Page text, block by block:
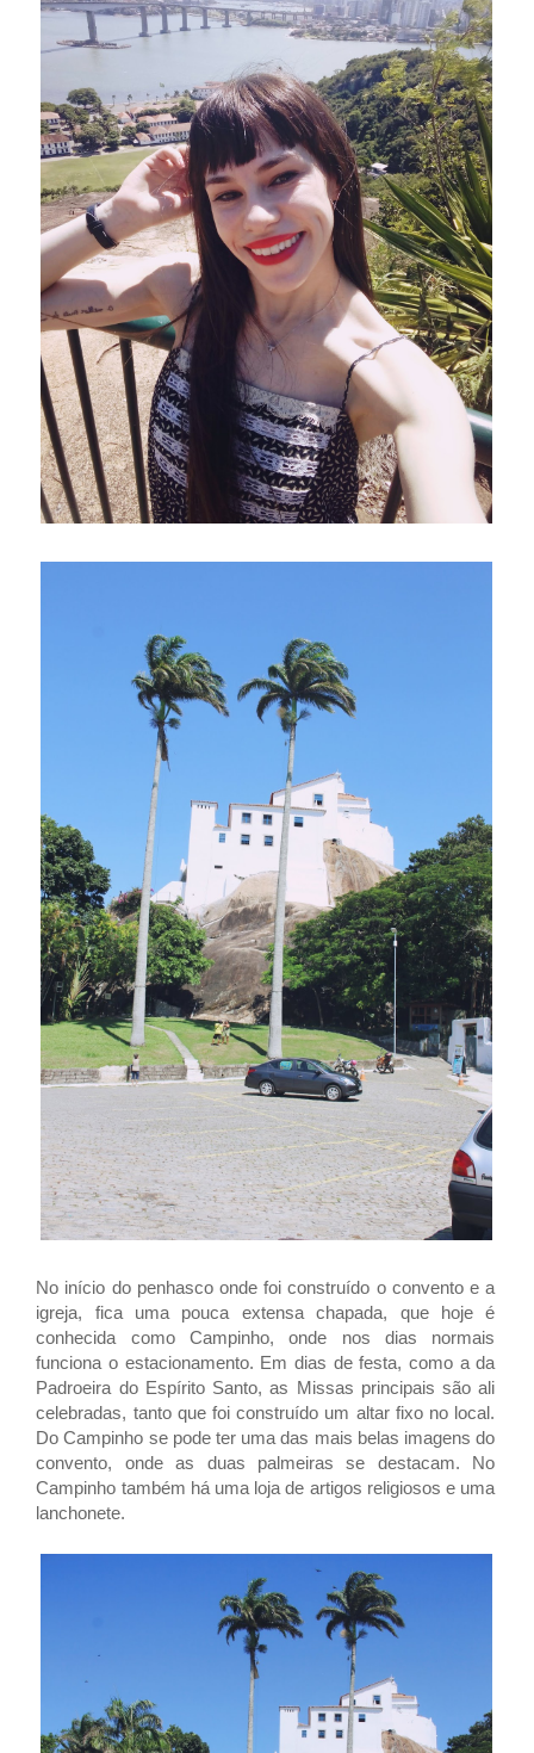
No início do penhasco onde foi construído o convento e a
igreja, fica uma pouca extensa chapada, que hoje é
conhecida como Campinho, onde nos dias normais
funciona o estacionamento. Em dias de festa, como a da
Padroeira do Espírito Santo, as Missas principais são ali
celebradas, tanto que foi construído um altar fixo no local.
Do Campinho se pode ter uma das mais belas imagens do
convento, onde as duas palmeiras se destacam. No
Campinho também há uma loja de artigos religiosos e uma
lanchonete.